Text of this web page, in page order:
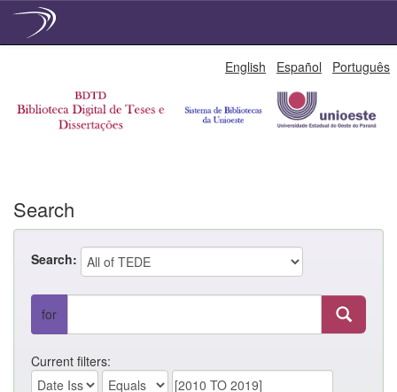
English Español Português
Search
Search:
for
Current filters: